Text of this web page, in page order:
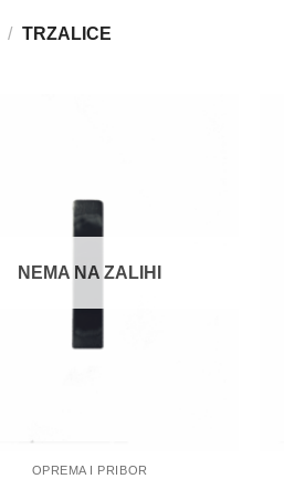
/ TRZALICE
NEMA NA ZALIHI
OPREMA I PRIBOR